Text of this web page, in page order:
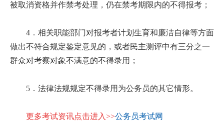
被取消资格并作禁考处理，仍在禁考期限内的不得报考；
4．相关职能部门对报考者计划生育和廉洁自律等方面
做出不符合规定鉴定意见的，或者民主测评中有三分之一
群众对考察对象不满意的不得录用；
5．法律法规规定不得录用为公务员的其它情形。
更多考试资讯点击进入>>公务员考试网